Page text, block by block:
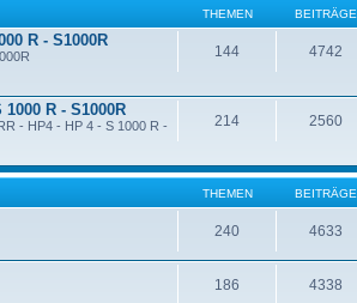
THEMEN BEITRÄGE
R - S1000R
144 4742
R - S1000R
- HP4 - HP 4 - S 1000 R -
214 2560
THEMEN BEITRÄGE
240 4633
186 4338